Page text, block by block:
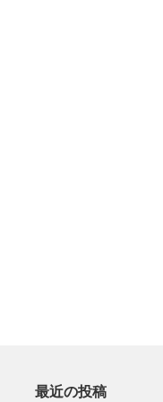
最近の投稿